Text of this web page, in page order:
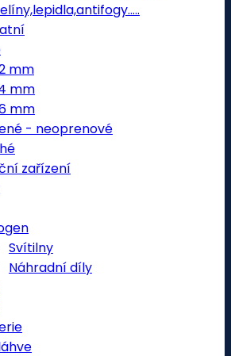
mm
mm
mm
- neoprenové
zařízení
Svítilny
Náhradní díly